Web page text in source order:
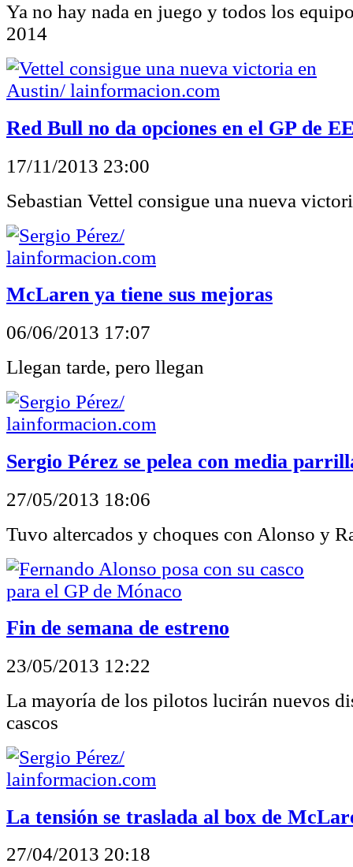
Ya no hay nada en juego y todos los
2014
Red Bull no da opciones en el GP de
17/11/2013 23:00
Sebastian Vettel consigue una nueva
McLaren ya tiene sus mejoras
06/06/2013 17:07
Llegan tarde, pero llegan
Sergio Pérez se pelea con media
27/05/2013 18:06
Tuvo altercados y choques con Alonso y
Fin de semana de estreno
23/05/2013 12:22
La mayoría de los pilotos lucirán nuevos
cascos
La tensión se traslada al box de
27/04/2013 20:18